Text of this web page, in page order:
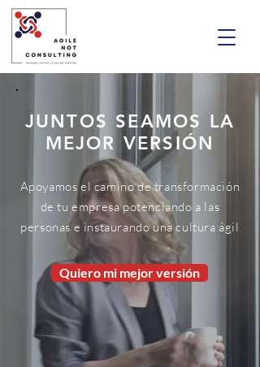
JUNTOS SEAMOS LA
MEJOR VERSIÓN
Apoyamos el camino de transformación
de tu empresa potenciando a las
personas e instaurando una cultura ágil
Quiero mi mejor versión